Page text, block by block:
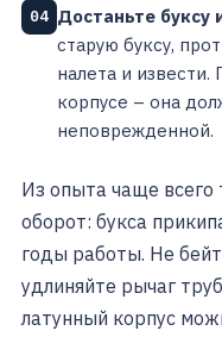
04 Достаньте буксу
старую буксу,
налета и
корпусе – она
неповрежденной.
Из опыта чаще всего
оборот: букса
годы работы. Не
удлиняйте рычаг
латунный корпус